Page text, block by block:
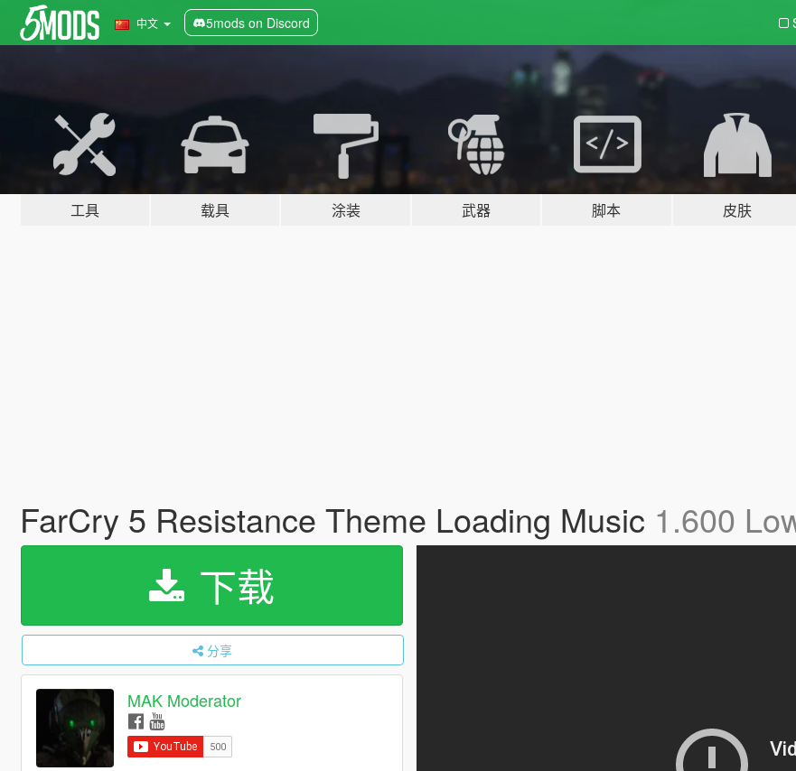
中文 5mods on Discord
工具 载具 涂装 武器 脚本 皮肤
FarCry 5 Resistance Theme Loading Music 1.600
下载
分享
MAK Moderator